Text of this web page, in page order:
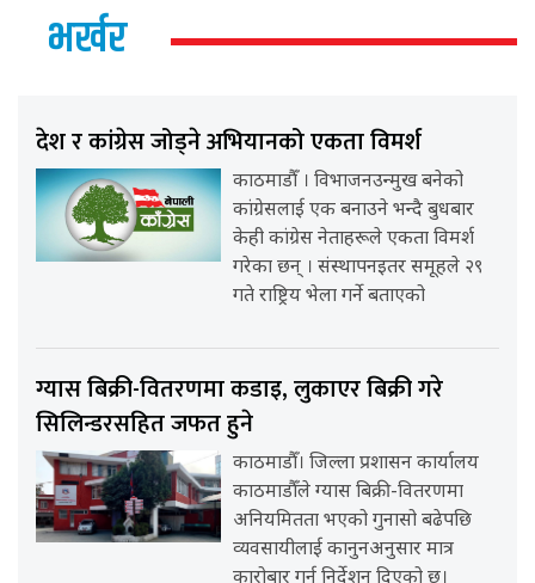
भर्खर
देश र कांग्रेस जोड्ने अभियानको एकता विमर्श
काठमाडौँ । विभाजनउन्मुख बनेको
कांग्रेसलाई एक बनाउने भन्दै बुधबार
केही कांग्रेस नेताहरूले एकता विमर्श
गरेका छन् । संस्थापनइतर समूहले २९
गते राष्ट्रिय भेला गर्ने बताएको
ग्यास बिक्री-वितरणमा कडाइ, लुकाएर बिक्री गरे
सिलिन्डरसहित जफत हुने
काठमाडौँ। जिल्ला प्रशासन कार्यालय
काठमाडौँले ग्यास बिक्री-वितरणमा
अनियमितता भएको गुनासो बढेपछि
व्यवसायीलाई कानुनअनुसार मात्र